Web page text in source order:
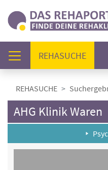
REHASUCHE
REHASUCHE
AHG Klinik Waren